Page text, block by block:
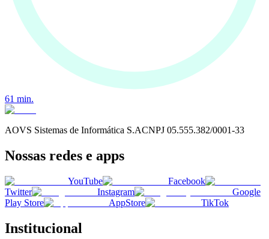
61 min.
AOVS Sistemas de Informática S.ACNPJ 05.555.382/0001-33
Nossas redes e apps
YouTube
Facebook
Twitter
Instagram
Google
Play Store
AppStore TikTok
Institucional